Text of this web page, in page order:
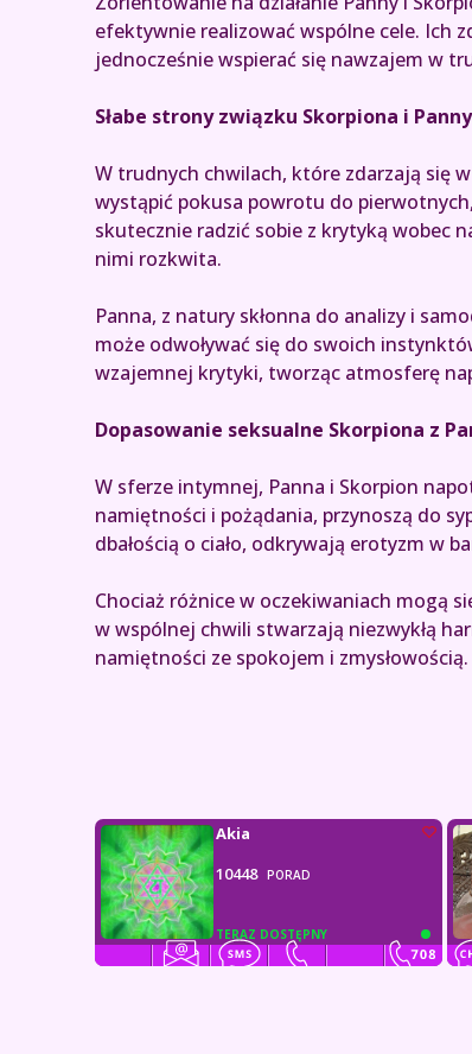
efektywnie realizować wspólne cele. Ich
jednocześnie wspierać się nawzajem w
Słabe strony związku Skorpiona i Panny
W trudnych chwilach, które zdarzają się
wystąpić pokusa powrotu do
skutecznie radzić sobie z krytyką wobec
nimi rozkwita.
Panna, z natury skłonna do analizy i
może odwoływać się do swoich
wzajemnej krytyki, tworząc atmosferę
Dopasowanie seksualne Skorpiona z
W sferze intymnej, Panna i Skorpion
namiętności i pożądania, przynoszą do
dbałością o ciało, odkrywają erotyzm w
Chociaż różnice w oczekiwaniach mogą
w wspólnej chwili stwarzają niezwykłą
namiętności ze spokojem i zmysłowością.
TERAZ DOSTĘPNY
Akia
10448 PORAD